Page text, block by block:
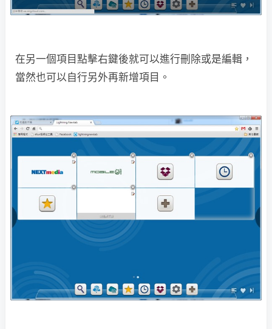
在另一個項目點擊右鍵後就可以進行刪除或是編輯，
當然也可以自行另外再新增項目。